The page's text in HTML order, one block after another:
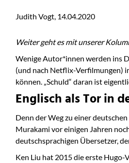
Judith Vogt, 14.04.2020
Weiter geht es mit unserer
Wenige Autor*innen werden ins
(und nach Netflix-Verfilmungen)
können. „Schuld“ daran ist
Englisch als Tor in
Denn der Weg zu einer
Murakami vor einigen Jahren
deutschsprachigen Übersetzer,
Ken Liu hat 2015 die erste Hugo-